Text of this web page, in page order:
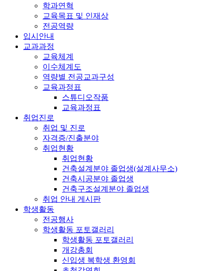
학과연혁
교육목표 및 인재상
전공역량
입시안내
교과과정
교육체계
이수체계도
역량별 전공교과구성
교육과정표
스튜디오작품
교육과정표
취업진로
취업 및 진로
자격증/진출분야
취업현황
취업현황
건축설계분야 졸업생(설계사무소)
건축시공분야 졸업생
건축구조설계분야 졸업생
취업 안내 게시판
학생활동
전공행사
학생활동 포토갤러리
학생활동 포토갤러리
개강총회
신입생 복학생 환영회